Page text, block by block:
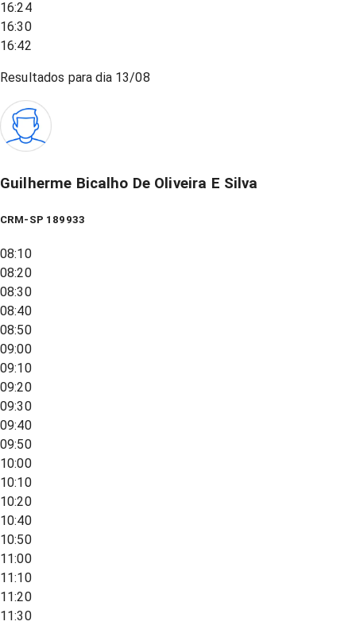
16:24
16:30
16:42
Resultados para dia 13/08
Guilherme Bicalho De Oliveira E Silva
CRM-SP 189933
08:10
08:20
08:30
08:40
08:50
09:00
09:10
09:20
09:30
09:40
09:50
10:00
10:10
10:20
10:40
10:50
11:00
11:10
11:20
11:30